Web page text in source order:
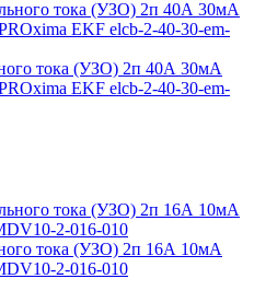
тока (УЗО) 2п 40А 30мА
EKF elcb-2-40-30-em-
тока (УЗО) 2п 16А 10мА
2-016-010